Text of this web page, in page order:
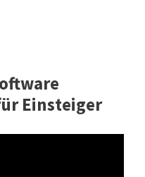
Einsteiger